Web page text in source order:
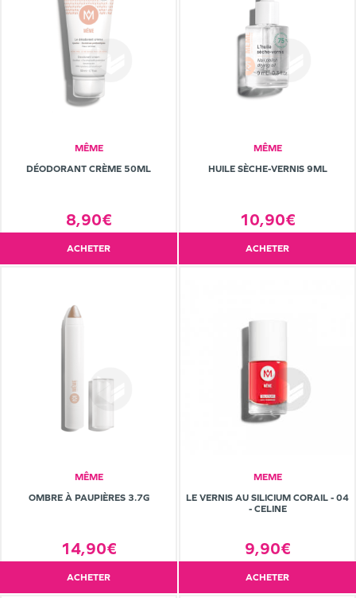
MÊME
DÉODORANT CRÈME 50ML
8,90€
ACHETER
MÊME
HUILE SÈCHE-VERNIS 9ML
10,90€
ACHETER
MÊME
OMBRE À PAUPIÈRES 3.7G
14,90€
ACHETER
MEME
LE VERNIS AU SILICIUM CORAIL - 04
- CELINE
9,90€
ACHETER